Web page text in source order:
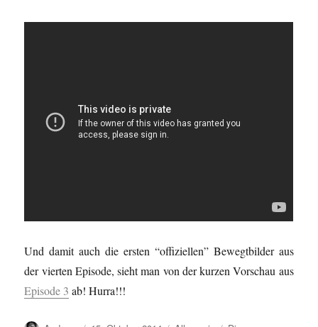
Und damit auch die ersten “offiziellen” Bewegtbilder aus
der vierten Episode, sieht man von der kurzen Vorschau aus
Episode 3 ab! Hurra!!!